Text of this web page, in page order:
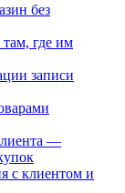
без
где им
записи
—
с клиентом и